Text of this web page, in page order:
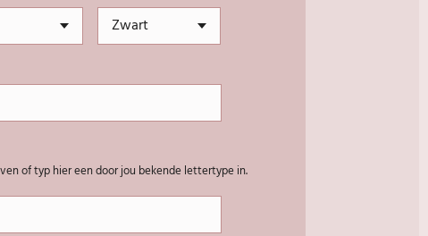
of typ hier een door jou bekende lettertype in.